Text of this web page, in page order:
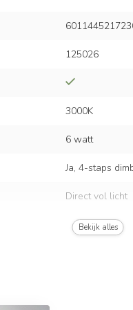
125026
3000K
6 watt
Ja, 4-staps
Direct vol licht
225 / 450 /
Bekijk alles